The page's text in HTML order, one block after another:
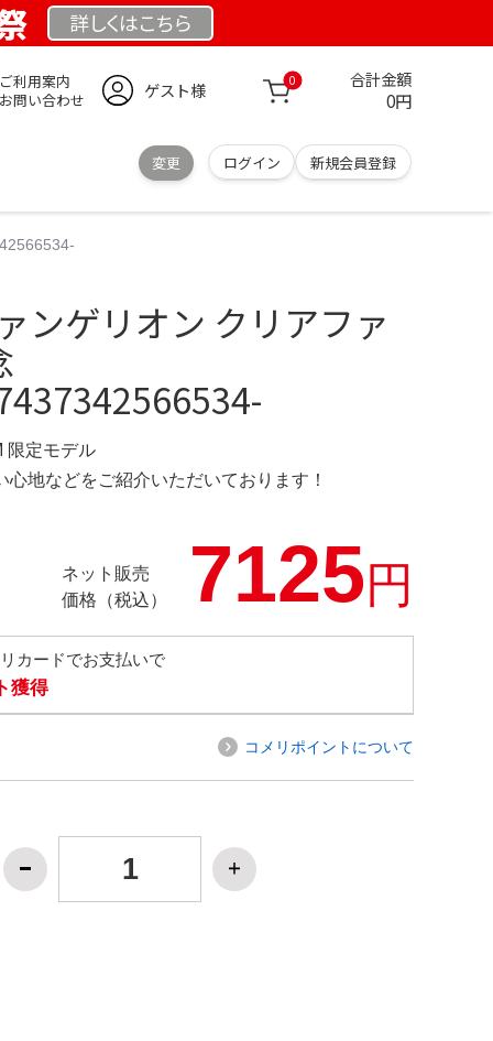
詳しくはこちら
ご利用案内
お問い合わせ
ゲスト様 0 合計金額
0円
変更 ログイン 新規会員登録
ンゲリオン クリアファ
限定モデル
地などをご紹介いただいております！
ネット販売
価格（税込）
7125円
カードでお支払いで
獲得
コメリポイントについて